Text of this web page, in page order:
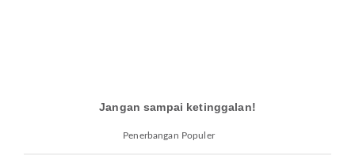
Jangan sampai ketinggalan!
Penerbangan Populer